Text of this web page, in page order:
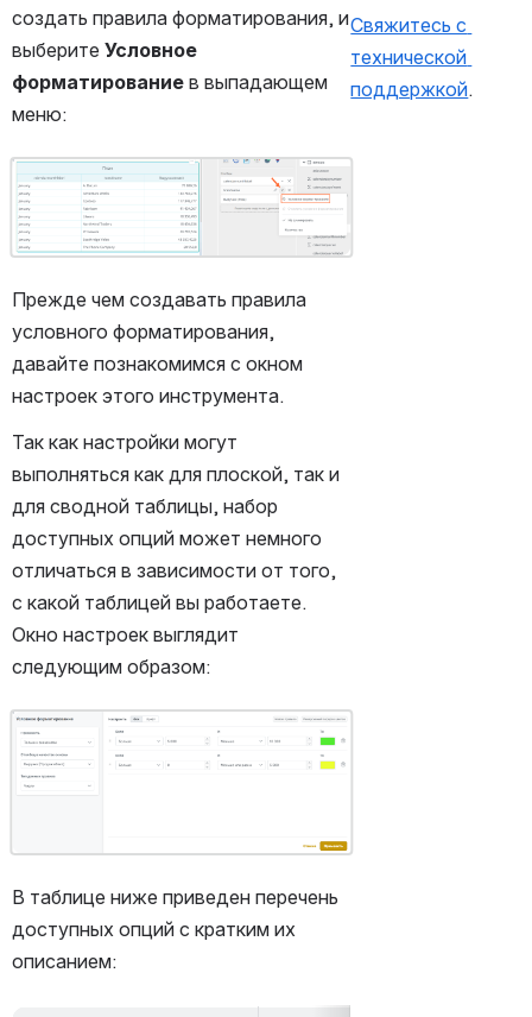
создать правила форматирования, и
выберите Условное
форматирование в выпадающем
меню:
Открыть файл «»
Прежде чем создавать правила
условного форматирования,
давайте познакомимся с окном
настроек этого инструмента.
Так как настройки могут
выполняться как для плоской, так и
для сводной таблицы, набор
доступных опций может немного
отличаться в зависимости от того,
с какой таблицей вы работаете.
Окно настроек выглядит
следующим образом:
Открыть файл «»
В таблице ниже приведен перечень
доступных опций с кратким их
описанием:
Свяжитесь с
технической
поддержкой.